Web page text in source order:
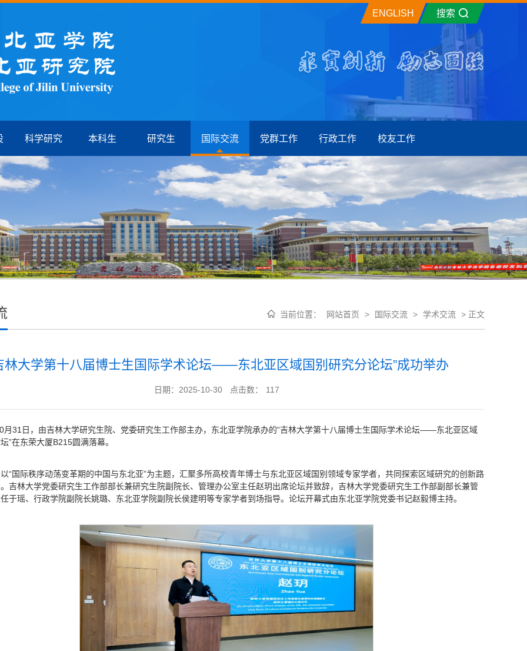
ENGLISH 搜索
科学研究 本科生 研究生 国际交流 党群工作 行政工作 校友工作
当前位置： 网站首页 > 国际交流 > 学术交流 > 正文
林大学第十八届博士生国际学术论坛——东北亚区域国别研究分论坛”成功举办
日期：2025-10-30 点击数： 117
月31日，由吉林大学研究生院、党委研究生工作部主办，东北亚学院承办的“吉林大学第十八届博士生国际学术论坛——东北亚区域
”在东荣大厦B215圆满落幕。
“国际秩序动荡变革期的中国与东北亚”为主题，汇聚多所高校青年博士与东北亚区域国别领域专家学者，共同探索区域研究的创新路
吉林大学党委研究生工作部部长兼研究生院副院长、管理办公室主任赵玥出席论坛并致辞，吉林大学党委研究生工作部副部长兼管
于瑶、行政学院副院长姚璐、东北亚学院副院长侯建明等专家学者到场指导。论坛开幕式由东北亚学院党委书记赵毅博主持。